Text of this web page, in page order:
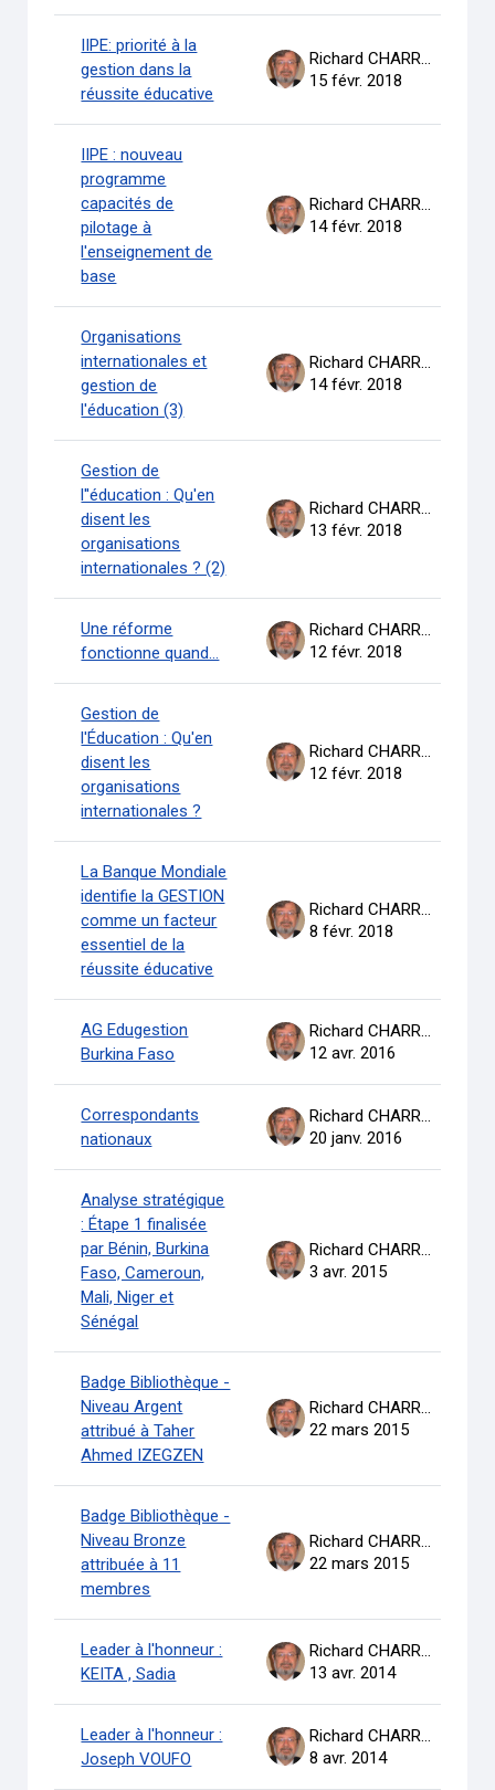
IIPE: priorité à la
gestion dans la
réussite éducative
Richard CHARRON
15 févr. 2018
IIPE : nouveau
programme
capacités de
pilotage à
l'enseignement de
base
Richard CHARRON
14 févr. 2018
Organisations
internationales et
gestion de
l'éducation (3)
Richard CHARRON
14 févr. 2018
Gestion de
l''éducation : Qu'en
disent les
organisations
internationales ? (2)
Richard CHARRON
13 févr. 2018
Une réforme
fonctionne quand...
Richard CHARRON
12 févr. 2018
Gestion de
l'Éducation : Qu'en
disent les
organisations
internationales ?
Richard CHARRON
12 févr. 2018
La Banque Mondiale
identifie la GESTION
comme un facteur
essentiel de la
réussite éducative
Richard CHARRON
8 févr. 2018
AG Edugestion
Burkina Faso
Richard CHARRON
12 avr. 2016
Correspondants
nationaux
Richard CHARRON
20 janv. 2016
Analyse stratégique
: Étape 1 finalisée
par Bénin, Burkina
Faso, Cameroun,
Mali, Niger et
Sénégal
Richard CHARRON
3 avr. 2015
Badge Bibliothèque -
Niveau Argent
attribué à Taher
Ahmed IZEGZEN
Richard CHARRON
22 mars 2015
Badge Bibliothèque -
Niveau Bronze
attribuée à 11
membres
Richard CHARRON
22 mars 2015
Leader à l'honneur :
KEITA , Sadia
Richard CHARRON
13 avr. 2014
Leader à l'honneur :
Joseph VOUFO
Richard CHARRON
8 avr. 2014